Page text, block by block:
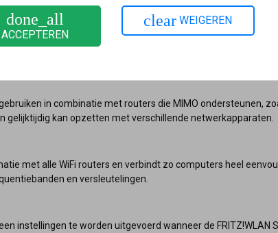
altijd op updates, zie de supportpagina)
in combinatie met routers die MIMO ondersteunen,
gelijktijdig kan opzetten met verschillende netwerkapparaten.
met alle WiFi routers en verbindt zo computers heel
en versleutelingen.
instellingen te worden uitgevoerd wanneer de FRITZ!WLAN
done_all
ACCEPTEREN
clear WEIGEREN